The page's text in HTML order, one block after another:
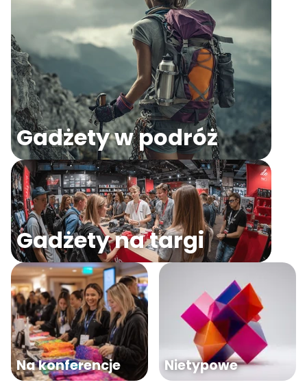
Gadżety w podróż
Gadżety na targi
Na konferencje Nietypowe